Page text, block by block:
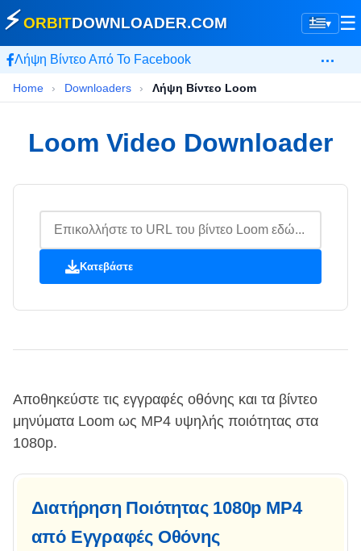
▾
⚡ORBITDOWNLOADER.COM ☰
Λήψη Βίντεο Από Το Facebook …
Home › Downloaders › Λήψη Βίντεο Loom
Loom Video Downloader
Κατεβάστε
Αποθηκεύστε τις εγγραφές οθόνης και τα βίντεο
μηνύματα Loom ως MP4 υψηλής ποιότητας στα
1080p.
Διατήρηση Ποιότητας 1080p MP4
από Εγγραφές Οθόνης